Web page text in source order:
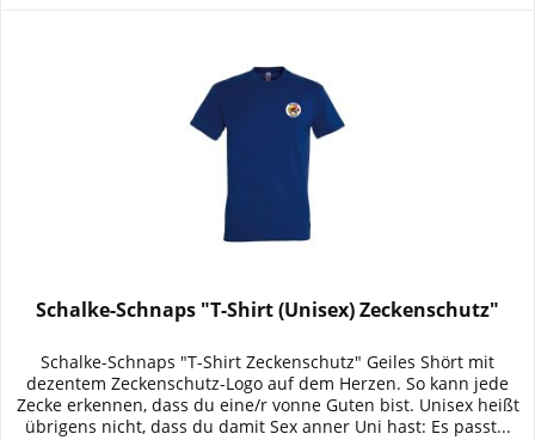
Schalke-Schnaps "T-Shirt (Unisex) Zeckenschutz"
Schalke-Schnaps "T-Shirt Zeckenschutz" Geiles Shört mit
dezentem Zeckenschutz-Logo auf dem Herzen. So kann jede
Zecke erkennen, dass du eine/r vonne Guten bist. Unisex heißt
übrigens nicht, dass du damit Sex anner Uni hast: Es passt...